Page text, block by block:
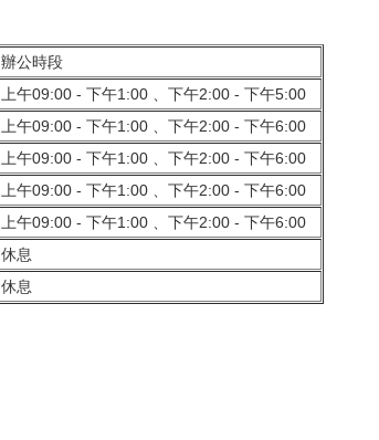
辦公時段
上午09:00 - 下午1:00 、下午2:00 - 下午5:00
上午09:00 - 下午1:00 、下午2:00 - 下午6:00
上午09:00 - 下午1:00 、下午2:00 - 下午6:00
上午09:00 - 下午1:00 、下午2:00 - 下午6:00
上午09:00 - 下午1:00 、下午2:00 - 下午6:00
休息
休息